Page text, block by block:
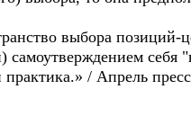
выбора позиций-
самоутверждением себя
практика.» / Апрель